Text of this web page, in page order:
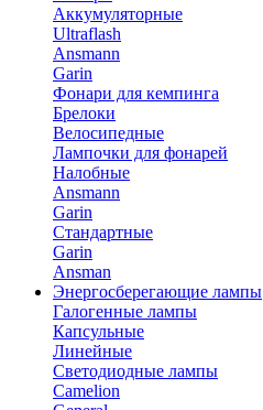
Аккумуляторные
Ultraflash
Ansmann
Garin
Фонари для кемпинга
Брелоки
Велосипедные
Лампочки для фонарей
Налобные
Ansmann
Garin
Стандартные
Garin
Ansman
Энергосберегающие лампы
Галогенные лампы
Капсульные
Линейные
Светодиодные лампы
Camelion